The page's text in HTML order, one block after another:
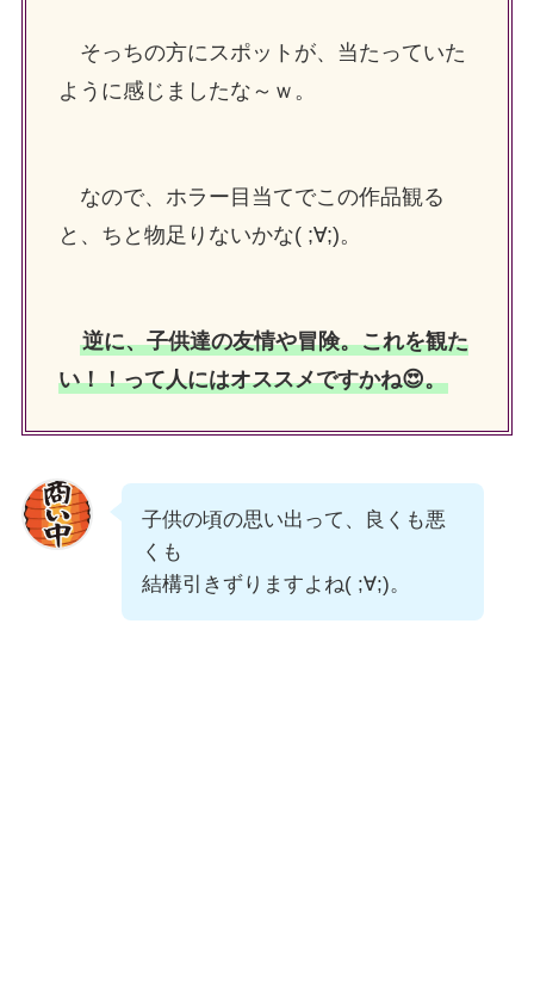
そっちの方にスポットが、当たっていた
ように感じましたな～ｗ。
なので、ホラー目当てでこの作品観る
と、ちと物足りないかな( ;∀;)。
逆に、子供達の友情や冒険。これを観た
い！！って人にはオススメですかね😍。
子供の頃の思い出って、良くも悪
くも
結構引きずりますよね( ;∀;)。